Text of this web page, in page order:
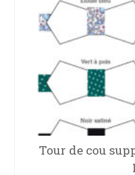
Tour de cou